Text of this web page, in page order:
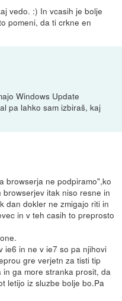
vedo. :) In vcasih je bolje
pomeni, da ti crkne en
Windows Update
pa lahko sam izbiraš, kaj
browserja ne podpiramo",ko
itak niso resne in
dan dokler ne zmigajo riti in
in v teh casih to preprosto
ie6 in ne v ie7 so pa njihovi
gre verjetn za tisti tip
ga more stranka prosit, da
letijo iz sluzbe bolje bo.Pa